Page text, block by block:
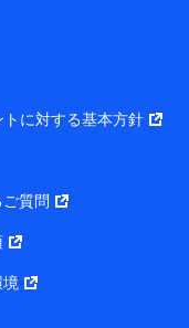
に関する情報。例
などが含まれます。
シャルグループが
コモ・フィナンシ
情報、アプリケー
に対する基本方針
質問
境